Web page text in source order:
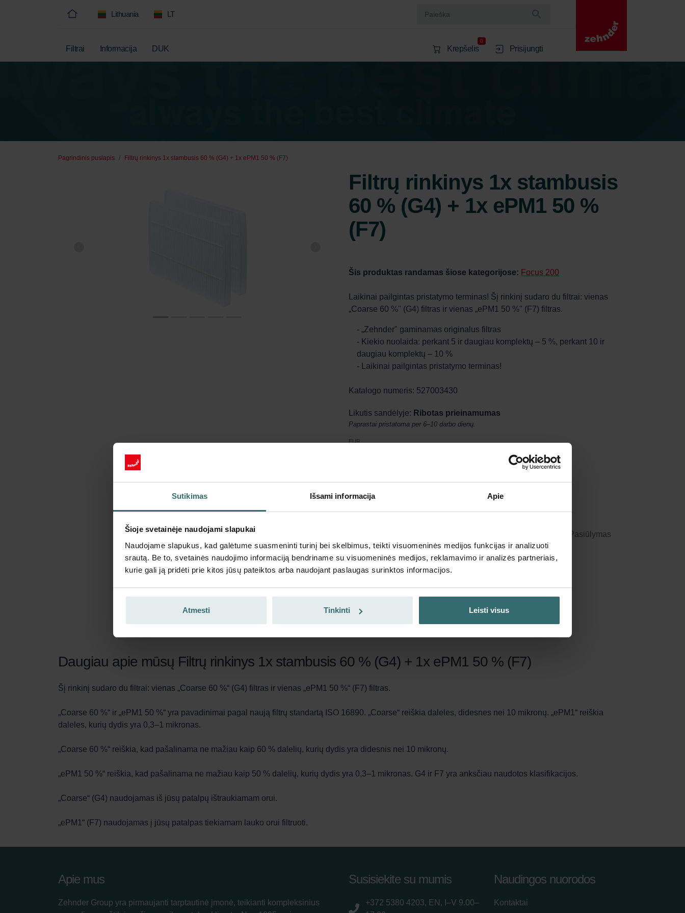
Sutikimas Išsami informacija Apie
Šioje svetainėje naudojami slapukai
Naudojame slapukus, kad galėtume suasmeninti turinį bei skelbimus, teikti visuomeninės medijos funkcijas ir analizuoti
srautą. Be to, svetainės naudojimo informaciją bendriname su visuomeninės medijos, reklamavimo ir analizės partneriais,
kurie gali ją pridėti prie kitos jūsų pateiktos arba naudojant paslaugas surinktos informacijos.
Atmesti Tinkinti Leisti visus
Lithuania LT
Filtrai Informacija DUK Krepšelis
0
Prisijungti
Pagrindinis puslapis Filtrų rinkinys 1x stambusis 60 % (G4) + 1x ePM1 50 % (F7)
Filtrų rinkinys 1x stambusis
60 % (G4) + 1x ePM1 50 %
(F7)
Šis produktas randamas šiose kategorijose: Focus 200
Laikinai pailgintas pristatymo terminas! Šį rinkinį sudaro du filtrai: vienas
„Coarse 60 %" (G4) filtras ir vienas „ePM1 50 %" (F7) filtras.
- „Zehnder" gaminamas originalus filtras
- Kiekio nuolaida: perkant 5 ir daugiau komplektų – 5 %, perkant 10 ir
daugiau komplektų – 10 %
- Laikinai pailgintas pristatymo terminas!
Katalogo numeris: 527003430
Likutis sandėlyje: Ribotas prieinamumas
Paprastai pristatoma per 6–10 darbo dienų.
EUR
Prenumeruokite ir užsisakykite automatiškai bei periodiškai! (Pasiūlymas
galioja tik privatiems klientams)
42.43 49.91
Daugiau apie mūsų Filtrų rinkinys 1x stambusis 60 % (G4) + 1x ePM1 50 % (F7)
Šį rinkinį sudaro du filtrai: vienas „Coarse 60 %“ (G4) filtras ir vienas „ePM1 50 %“ (F7) filtras.
„Coarse 60 %“ ir „ePM1 50 %“ yra pavadinimai pagal naują filtrų standartą ISO 16890. „Coarse“ reiškia daleles, didesnes nei 10 mikronų. „ePM1“ reiškia
daleles, kurių dydis yra 0,3–1 mikronas.
„Coarse 60 %“ reiškia, kad pašalinama ne mažiau kaip 60 % dalelių, kurių dydis yra didesnis nei 10 mikronų.
„ePM1 50 %“ reiškia, kad pašalinama ne mažiau kaip 50 % dalelių, kurių dydis yra 0,3–1 mikronas. G4 ir F7 yra anksčiau naudotos klasifikacijos.
„Coarse“ (G4) naudojamas iš jūsų patalpų ištraukiamam orui.
„ePM1“ (F7) naudojamas į jūsų patalpas tiekiamam lauko orui filtruoti.
Apie mus
Zehnder Group yra pirmaujanti tarptautinė įmonė, teikianti kompleksinius
Susisiekite su mumis
+372 5380 4203, EN, I–V 9.00–
Naudingos nuorodos
Kontaktai